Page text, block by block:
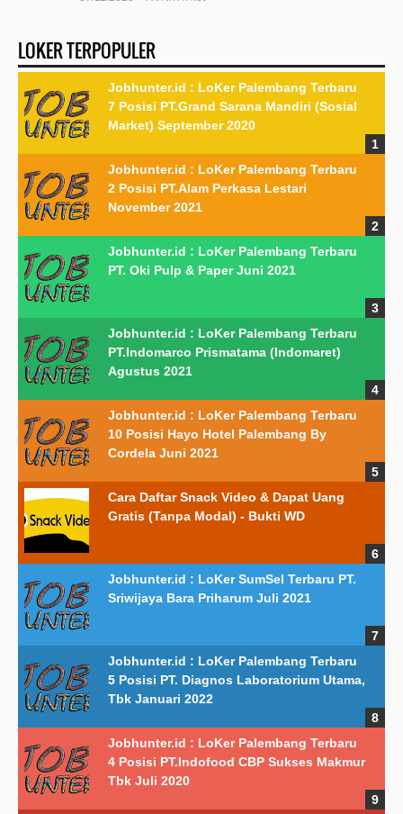
LOKER TERPOPULER
Jobhunter.id : LoKer Palembang Terbaru
7 Posisi PT.Grand Sarana Mandiri (Sosial
Market) September 2020
Jobhunter.id : LoKer Palembang Terbaru
2 Posisi PT.Alam Perkasa Lestari
November 2021
Jobhunter.id : LoKer Palembang Terbaru
PT. Oki Pulp & Paper Juni 2021
Jobhunter.id : LoKer Palembang Terbaru
PT.Indomarco Prismatama (Indomaret)
Agustus 2021
Jobhunter.id : LoKer Palembang Terbaru
10 Posisi Hayo Hotel Palembang By
Cordela Juni 2021
Cara Daftar Snack Video & Dapat Uang
Gratis (Tanpa Modal) - Bukti WD
Jobhunter.id : LoKer SumSel Terbaru PT.
Sriwijaya Bara Priharum Juli 2021
Jobhunter.id : LoKer Palembang Terbaru
5 Posisi PT. Diagnos Laboratorium Utama,
Tbk Januari 2022
Jobhunter.id : LoKer Palembang Terbaru
4 Posisi PT.Indofood CBP Sukses Makmur
Tbk Juli 2020